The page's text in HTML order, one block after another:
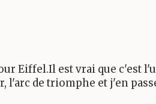
Eiffel.Il est vrai que c'est
l'arc de triomphe et j'en